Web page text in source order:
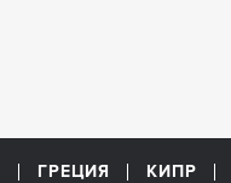
ГРЕЦИЯ КИПР